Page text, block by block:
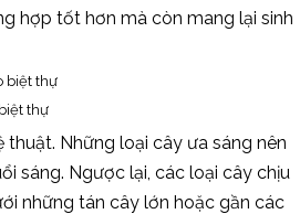
hợp tốt hơn mà còn mang lại sinh
thự
Những loại cây ưa sáng nên
sáng. Ngược lại, các loại cây chịu
những tán cây lớn hoặc gần các